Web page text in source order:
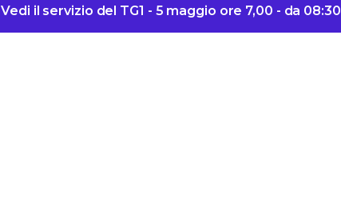
Vedi il servizio del TG1 - 5 maggio ore 7,00 - da 08:30